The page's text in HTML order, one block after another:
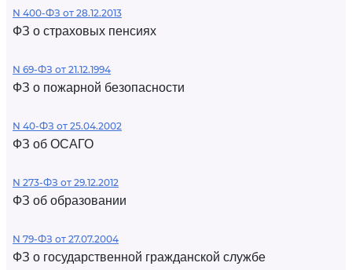
N 400-ФЗ от 28.12.2013
ФЗ о страховых пенсиях
N 69-ФЗ от 21.12.1994
ФЗ о пожарной безопасности
N 40-ФЗ от 25.04.2002
ФЗ об ОСАГО
N 273-ФЗ от 29.12.2012
ФЗ об образовании
N 79-ФЗ от 27.07.2004
ФЗ о государственной гражданской службе